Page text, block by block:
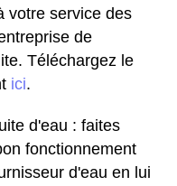
votre service des
de
Téléchargez le
ici.
d'eau : faites
fonctionnement
d'eau en lui